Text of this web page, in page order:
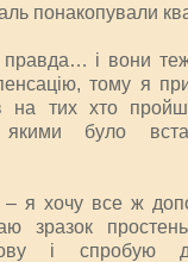
понакопували
і вони
тому я
на тих хто
було
– я хочу все ж
зразок
і спробую